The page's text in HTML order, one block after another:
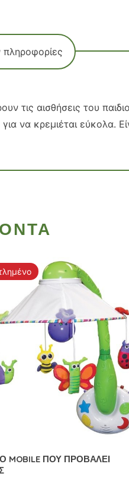
πληροφορίες
τις αισθήσεις του
να κρεμιέται εύκολα.
MOBILE ΠΟΥ ΠΡΟΒΑΛΕΙ